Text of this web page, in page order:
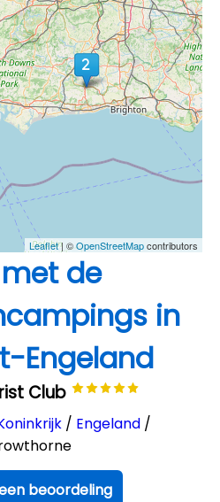
Leaflet| ©OpenStreetMapcontributors
de
in
Engeland
Club
/ Engeland /
beoordeling